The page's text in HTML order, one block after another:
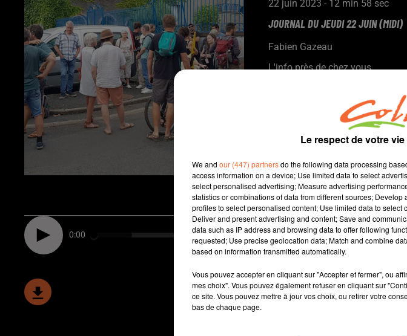
22 juin 2023 - 12 min 58 sec
JOURNAL DU JEUDI 22 JUIN (MIDI)
Fabien Gazeau
L'info près de chez vous
- Alors que le Gouvernement
de la Terre, des militants se
- La nouvelle tarification de
certain nombre d'associations
- Un collectif de sapeurs-
vont relever un double défi en
- Un tournoi de jeu vidéo au
0:00
Le respect de votre
We and our (447) partnersdo the following data processing
access information on a device; Use limited data to select
select personalised advertising; Measure advertising
statistics or combinations of data from different sources;
profiles to select personalised content; Use limited data to
Deliver and present advertising and content; Save and
data such as IP address and browsing data to offer following
requested; Use precise geolocation data; Match and combine
based on information transmitted automatically.
Vous pouvez accepter en cliquant sur "Accepter et fermer", ou
mes choix". Vous pouvez également refuser en cliquant sur
ce site. Vous pouvez mettre à jour vos choix, ou retirer votre
bas de chaque page.